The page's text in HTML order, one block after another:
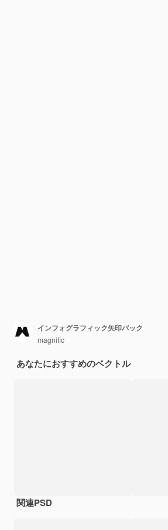
インフォグラフィック矢印パック
magnific
あなたにおすすめのベクトル
関連PSD